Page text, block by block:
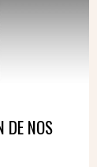
DE NOS